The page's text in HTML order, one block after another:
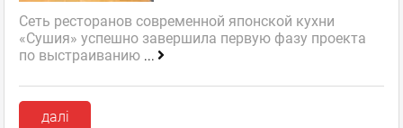
Сеть ресторанов современной японской кухни
«Сушия» успешно завершила первую фазу проекта
по выстраиванию ...
далі